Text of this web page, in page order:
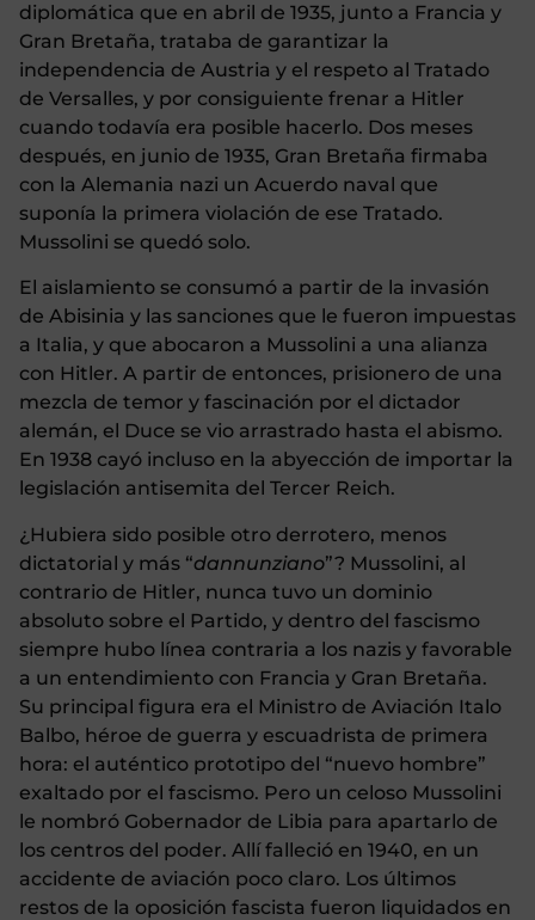
diplomática que en abril de 1935, junto a Francia y
Gran Bretaña, trataba de garantizar la
independencia de Austria y el respeto al Tratado
de Versalles, y por consiguiente frenar a Hitler
cuando todavía era posible hacerlo. Dos meses
después, en junio de 1935, Gran Bretaña firmaba
con la Alemania nazi un Acuerdo naval que
suponía la primera violación de ese Tratado.
Mussolini se quedó solo.
El aislamiento se consumó a partir de la invasión
de Abisinia y las sanciones que le fueron impuestas
a Italia, y que abocaron a Mussolini a una alianza
con Hitler. A partir de entonces, prisionero de una
mezcla de temor y fascinación por el dictador
alemán, el Duce se vio arrastrado hasta el abismo.
En 1938 cayó incluso en la abyección de importar la
legislación antisemita del Tercer Reich.
¿Hubiera sido posible otro derrotero, menos
dictatorial y más “dannunziano”? Mussolini, al
contrario de Hitler, nunca tuvo un dominio
absoluto sobre el Partido, y dentro del fascismo
siempre hubo línea contraria a los nazis y favorable
a un entendimiento con Francia y Gran Bretaña.
Su principal figura era el Ministro de Aviación Italo
Balbo, héroe de guerra y escuadrista de primera
hora: el auténtico prototipo del “nuevo hombre”
exaltado por el fascismo. Pero un celoso Mussolini
le nombró Gobernador de Libia para apartarlo de
los centros del poder. Allí falleció en 1940, en un
accidente de aviación poco claro. Los últimos
restos de la oposición fascista fueron liquidados en